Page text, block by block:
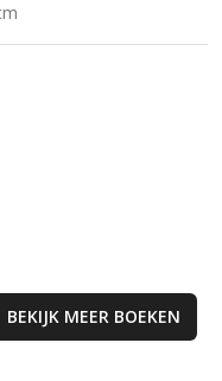
BEKIJK MEER BOEKEN